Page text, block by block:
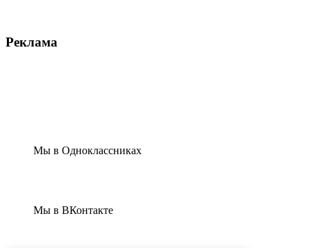
Реклама
Мы в Одноклассниках
Мы в ВКонтакте